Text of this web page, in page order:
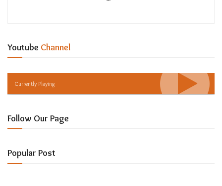
Youtube Channel
Currently Playing
Follow Our Page
Popular Post